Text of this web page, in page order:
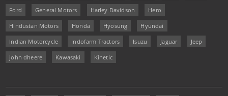
Ford General Motors Harley Davidson Hero
Hindustan Motors Honda Hyosung Hyundai
Indian Motorcycle Indofarm Tractors Isuzu Jaguar Jeep
john dheere Kawasaki Kinetic